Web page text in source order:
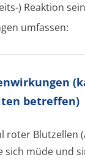
) Reaktion
umfassen:
betreffen)
roter Blutzellen
sich müde und